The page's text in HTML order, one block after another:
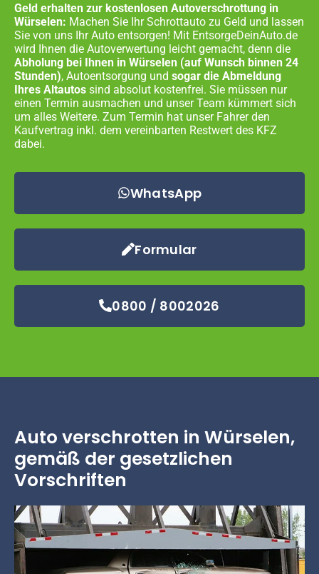
Geld erhalten zur kostenlosen Autoverschrottung in
Würselen: Machen Sie Ihr Schrottauto zu Geld und lassen
Sie von uns Ihr Auto entsorgen! Mit EntsorgeDeinAuto.de
wird Ihnen die Autoverwertung leicht gemacht, denn die
Abholung bei Ihnen in Würselen (auf Wunsch binnen 24
Stunden), Autoentsorgung und sogar die Abmeldung
Ihres Altautos sind absolut kostenfrei. Sie müssen nur
einen Termin ausmachen und unser Team kümmert sich
um alles Weitere. Zum Termin hat unser Fahrer den
Kaufvertrag inkl. dem vereinbarten Restwert des KFZ
dabei.
WhatsApp
Formular
0800 / 8002026
Auto verschrotten in Würselen,
gemäß der gesetzlichen
Vorschriften